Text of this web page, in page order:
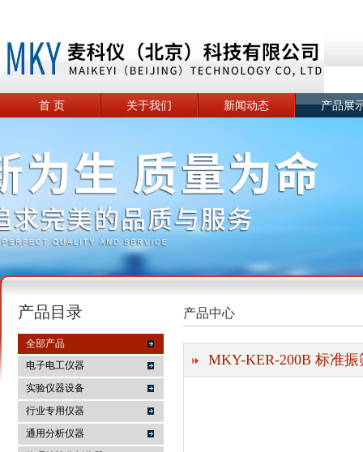
麦科仪（北京）科技有限公司
首 页 关于我们 新闻动态 产品展
产品目录
全部产品
电子电工仪器
实验仪器设备
行业专用仪器
通用分析仪器
产品中心
MKY-KER-200B 标准振